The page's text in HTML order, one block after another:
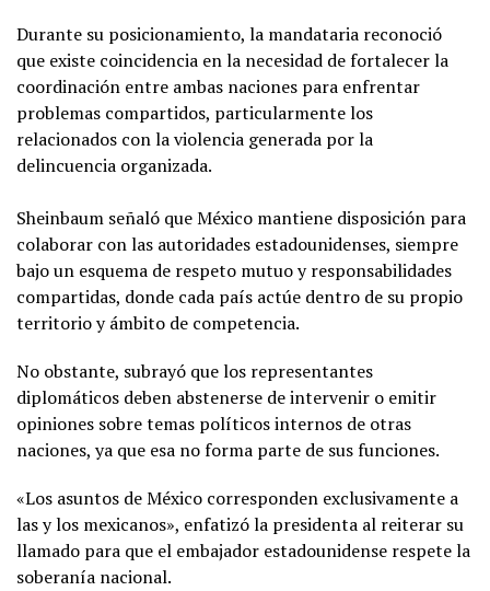
Durante su posicionamiento, la mandataria reconoció
que existe coincidencia en la necesidad de fortalecer la
coordinación entre ambas naciones para enfrentar
problemas compartidos, particularmente los
relacionados con la violencia generada por la
delincuencia organizada.
Sheinbaum señaló que México mantiene disposición para
colaborar con las autoridades estadounidenses, siempre
bajo un esquema de respeto mutuo y responsabilidades
compartidas, donde cada país actúe dentro de su propio
territorio y ámbito de competencia.
No obstante, subrayó que los representantes
diplomáticos deben abstenerse de intervenir o emitir
opiniones sobre temas políticos internos de otras
naciones, ya que esa no forma parte de sus funciones.
«Los asuntos de México corresponden exclusivamente a
las y los mexicanos», enfatizó la presidenta al reiterar su
llamado para que el embajador estadounidense respete la
soberanía nacional.